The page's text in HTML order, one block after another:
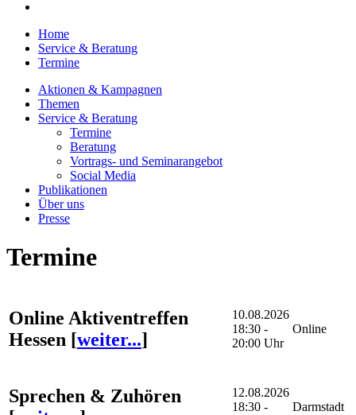
Home
Service & Beratung
Termine
Aktionen & Kampagnen
Themen
Service & Beratung
Termine
Beratung
Vortrags- und Seminarangebot
Social Media
Publikationen
Über uns
Presse
Termine
Online Aktiventreffen
Hessen [weiter...]
10.08.2026
18:30 -
20:00 Uhr
Online
Sprechen & Zuhören
12.08.2026
18:30 -
Darmstadt